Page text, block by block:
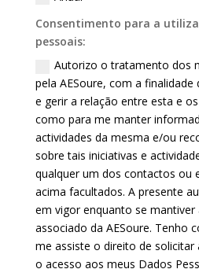
Consentimento para a
pessoais:
Autorizo o tratamento dos
pela AESoure, com a
e gerir a relação entre esta e
como para me manter
actividades da mesma e/ou
sobre tais iniciativas e
qualquer um dos contactos ou
acima facultados. A presente
em vigor enquanto se mantiver
associado da AESoure. Tenho
me assiste o direito de solicitar
o acesso aos meus Dados